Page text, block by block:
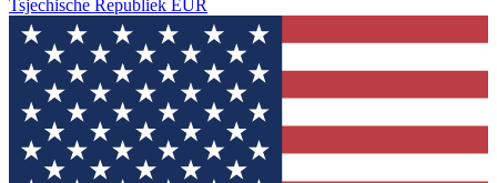
Tsjechische Republiek EUR